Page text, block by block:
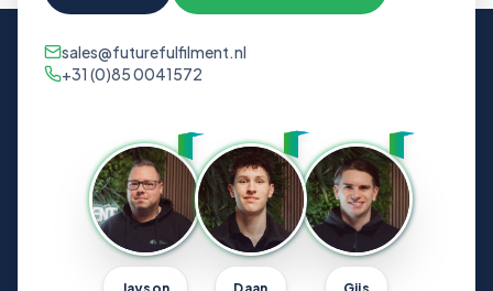
sales@futurefulfilment.nl
+31 (0)85 0041572